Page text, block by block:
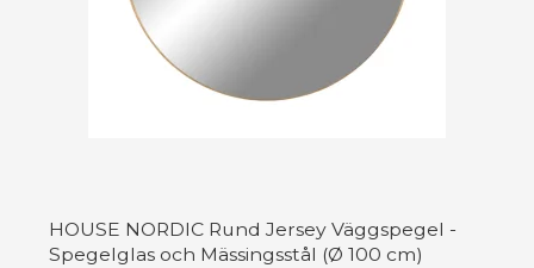
HOUSE NORDIC Rund Jersey Väggspegel -
Spegelglas och Mässingsstål (Ø 100 cm)